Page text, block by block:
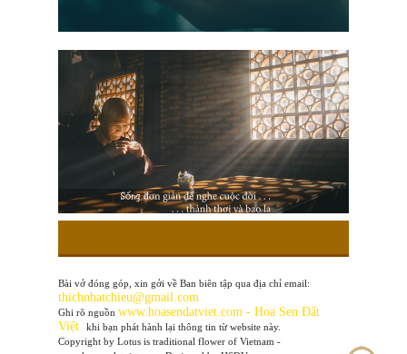
Bài vở đóng góp, xin gởi về Ban biên tập qua địa chỉ email:
thichnhatchieu@gmail.com
Ghi rõ nguồn www.hoasendatviet.com - Hoa Sen Đất
Việt
khi bạn phát hành lại thông tin từ website này.
Copyright by Lotus is traditional flower of Vietnam -